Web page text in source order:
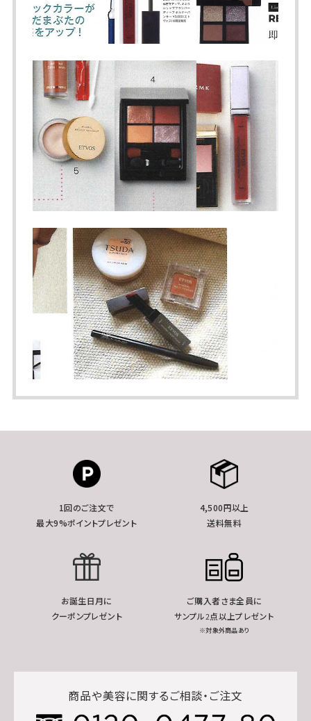
1回のご注文で
最大9%ポイントプレゼント
4,500円以上
送料無料
お誕生日月に
クーポンプレゼント
ご購入者さま全員に
サンプル2点以上プレゼント
※対象外商品あり
商品や美容に関するご相談・ご注文